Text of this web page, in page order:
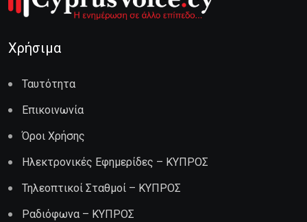
Χρήσιμα
Ταυτότητα
Επικοινωνία
Όροι Χρήσης
Ηλεκτρονικές Εφημερίδες – ΚΥΠΡΟΣ
Τηλεοπτικοί Σταθμοί – ΚΥΠΡΟΣ
Ραδιόφωνα – ΚΥΠΡΟΣ